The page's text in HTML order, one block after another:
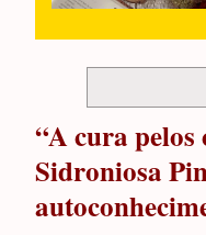
“A cura pelos
Sidroniosa